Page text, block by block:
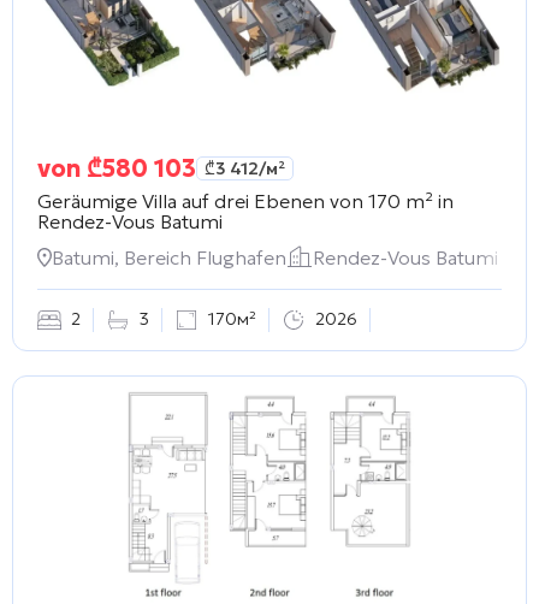
von ₾580 103 ₾3 412/м²
Geräumige Villa auf drei Ebenen von 170 m² in
Rendez-Vous Batumi
Batumi, Bereich Flughafen
Rendez-Vous Batumi
2 3 170м² 2026